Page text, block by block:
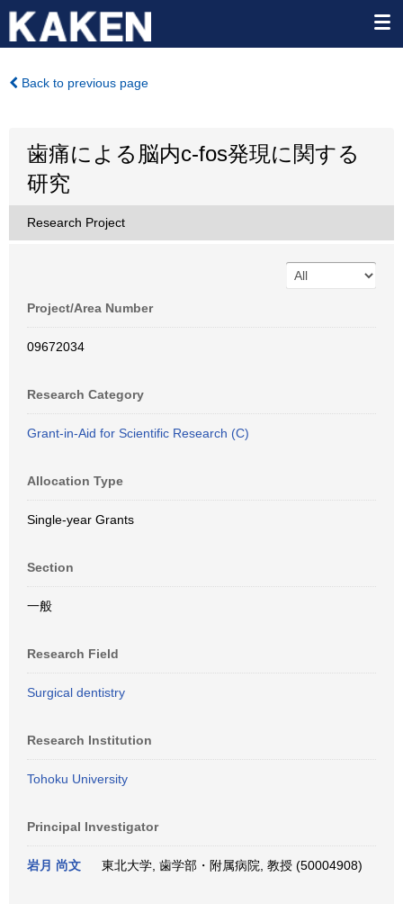
Back to previous page
歯痛による脳内c-fos発現に関する
研究
Research Project
Project/Area Number
09672034
Research Category
Grant-in-Aid for Scientific Research (C)
Allocation Type
Single-year Grants
Section
一般
Research Field
Surgical dentistry
Research Institution
Tohoku University
Principal Investigator
岩月 尚文 東北大学, 歯学部・附属病院, 教授 (50004908)